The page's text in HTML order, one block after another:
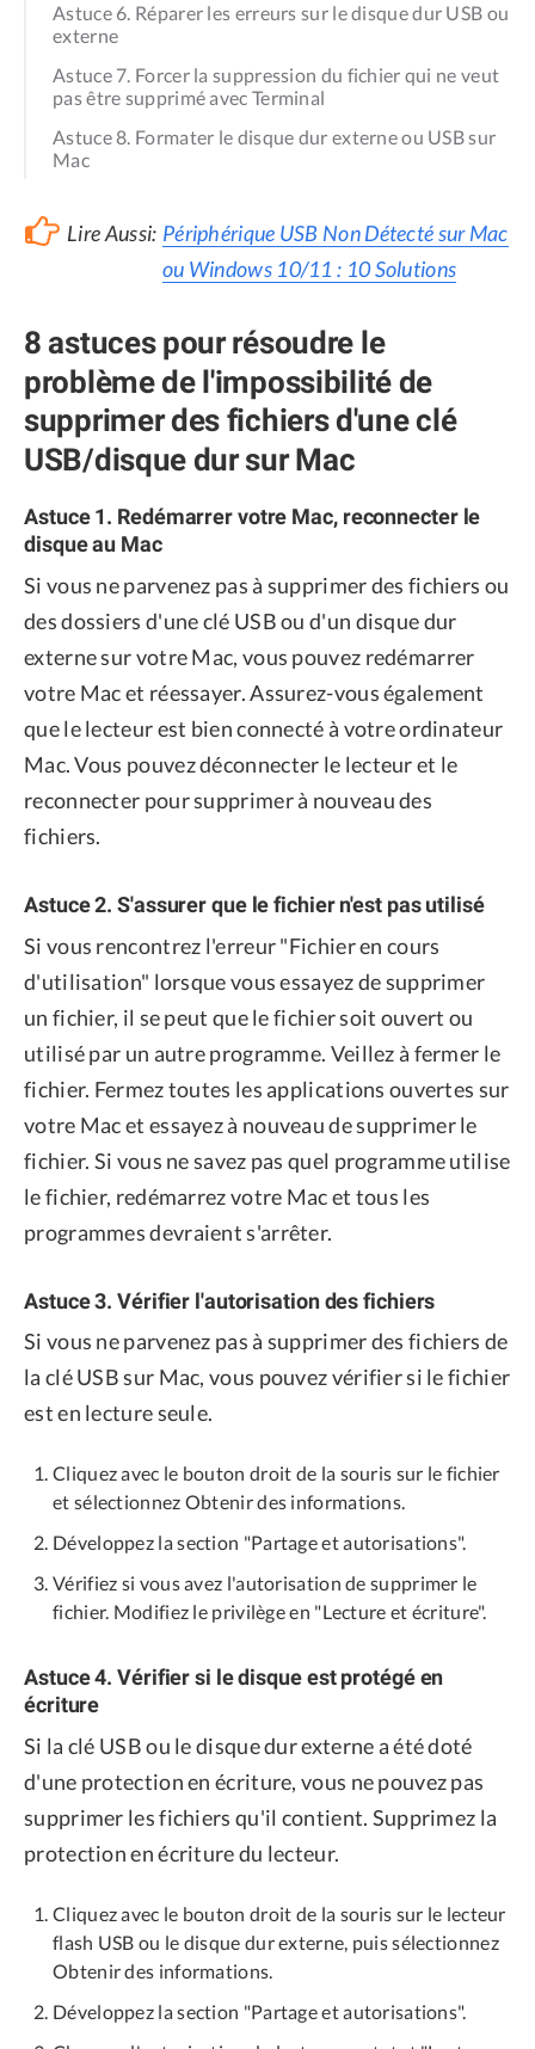
Astuce 6. Réparer les erreurs sur le disque dur USB ou
externe
Astuce 7. Forcer la suppression du fichier qui ne veut
pas être supprimé avec Terminal
Astuce 8. Formater le disque dur externe ou USB sur
Mac
Lire Aussi: Périphérique USB Non Détecté sur Mac
ou Windows 10/11 : 10 Solutions
8 astuces pour résoudre le
problème de l'impossibilité de
supprimer des fichiers d'une clé
USB/disque dur sur Mac
Astuce 1. Redémarrer votre Mac, reconnecter le
disque au Mac
Si vous ne parvenez pas à supprimer des fichiers ou
des dossiers d'une clé USB ou d'un disque dur
externe sur votre Mac, vous pouvez redémarrer
votre Mac et réessayer. Assurez-vous également
que le lecteur est bien connecté à votre ordinateur
Mac. Vous pouvez déconnecter le lecteur et le
reconnecter pour supprimer à nouveau des
fichiers.
Astuce 2. S'assurer que le fichier n'est pas utilisé
Si vous rencontrez l'erreur "Fichier en cours
d'utilisation" lorsque vous essayez de supprimer
un fichier, il se peut que le fichier soit ouvert ou
utilisé par un autre programme. Veillez à fermer le
fichier. Fermez toutes les applications ouvertes sur
votre Mac et essayez à nouveau de supprimer le
fichier. Si vous ne savez pas quel programme utilise
le fichier, redémarrez votre Mac et tous les
programmes devraient s'arrêter.
Astuce 3. Vérifier l'autorisation des fichiers
Si vous ne parvenez pas à supprimer des fichiers de
la clé USB sur Mac, vous pouvez vérifier si le fichier
est en lecture seule.
Cliquez avec le bouton droit de la souris sur le fichier
et sélectionnez Obtenir des informations.
Développez la section "Partage et autorisations".
Vérifiez si vous avez l'autorisation de supprimer le
fichier. Modifiez le privilège en "Lecture et écriture".
Astuce 4. Vérifier si le disque est protégé en
écriture
Si la clé USB ou le disque dur externe a été doté
d'une protection en écriture, vous ne pouvez pas
supprimer les fichiers qu'il contient. Supprimez la
protection en écriture du lecteur.
Cliquez avec le bouton droit de la souris sur le lecteur
flash USB ou le disque dur externe, puis sélectionnez
Obtenir des informations.
Développez la section "Partage et autorisations".